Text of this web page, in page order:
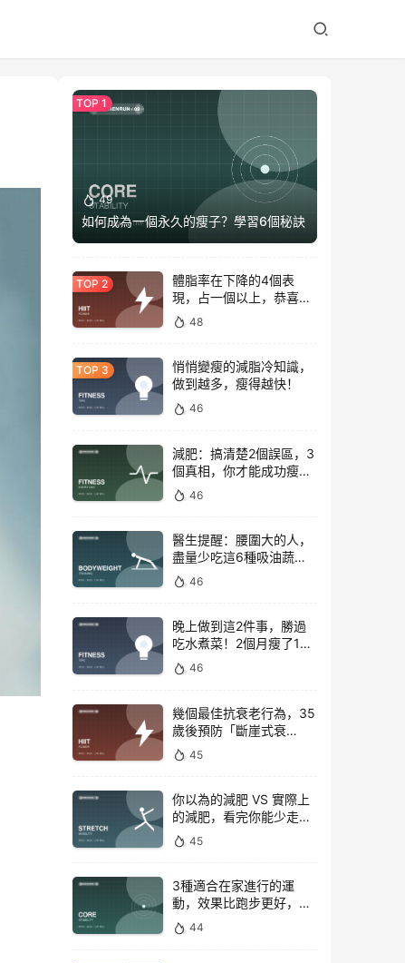
49
如何成為一個永久的瘦子？學習6個秘訣
體脂率在下降的4個表
現，占一個以上，恭喜你
正在變瘦
48
悄悄變瘦的減脂冷知識，
做到越多，瘦得越快！
46
減肥：搞清楚2個誤區，3
個真相，你才能成功瘦下
來！46
醫生提醒：腰圍大的人，
盡量少吃這6種吸油蔬
菜！46
晚上做到這2件事，勝過
吃水煮菜！2個月瘦了15
斤，腰圍下降6cm
46
幾個最佳抗衰老行為，35
歲後預防「斷崖式衰
老」！
45
你以為的減肥 VS 實際上
的減肥，看完你能少走彎
路 45
3種適合在家進行的運
動，效果比跑步更好，是
公認的脂肪殺手！
44